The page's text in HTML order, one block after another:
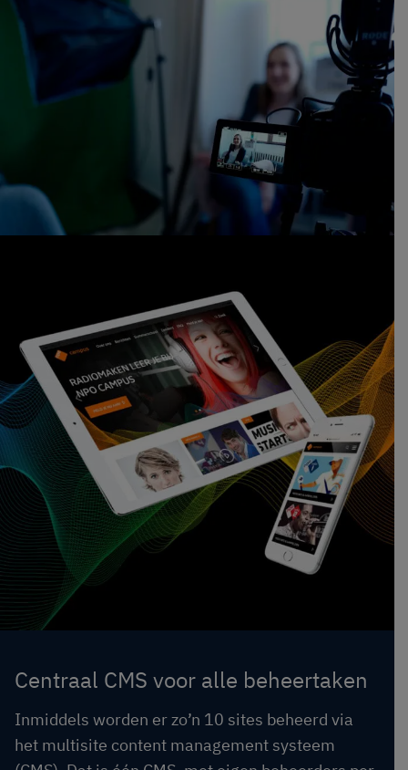
Centraal CMS voor alle beheertaken
Inmiddels worden er zo’n 10 sites beheerd via
het multisite content management systeem